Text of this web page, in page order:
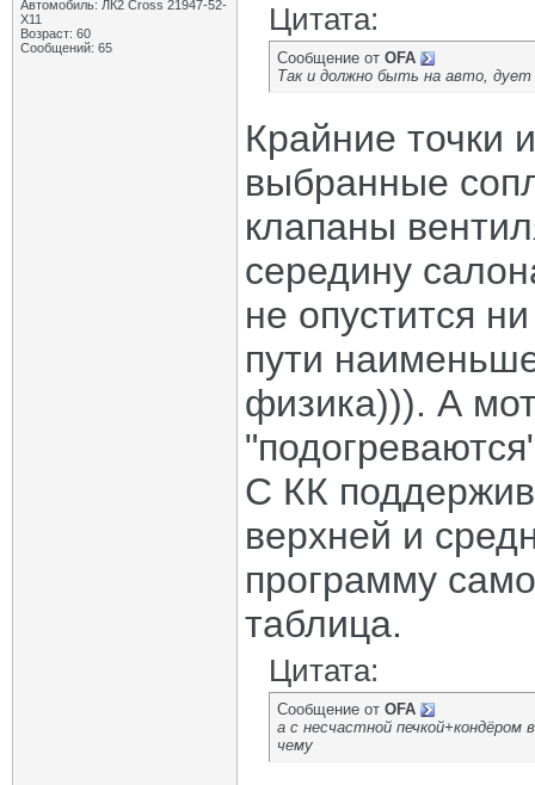
Автомобиль: ЛК2 Cross 21947-52-
X11
Возраст: 60
Сообщений: 65
Цитата:
Сообщение от OFA
Так и должно быть на авто,
Крайние точки
выбранные
клапаны
середину
не опустится
пути
физика))). А
С КК
верхней и
программу
таблица.
Цитата:
Сообщение от OFA
а с несчастной
чему